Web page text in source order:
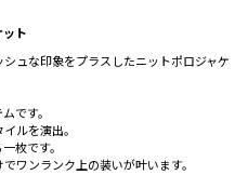
ト
ュな印象をプラスしたニットポロジャケ
です。
ルを演出。
枚です。
ワンランク上の装いが叶います。